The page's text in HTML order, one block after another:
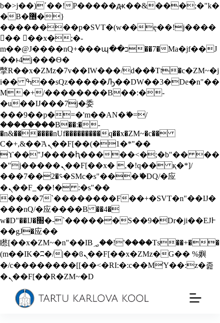
b�>j��)΄��!P�����ԫ��&���;�"k�
�B�޶�}
��������p�SVT�(w��ę��!j����
�� ��x�;�-
m��@J����nQ+���պ��כ��7�Ma�jf��J
��ͱ4j���Ѳ�
撆R��x�ZMz�7v��IW���/d��ٞ�Тז�c�ZM~�j
i�� ߒ��sQz�����Ԡ��DW��3�De�n"��
M�+/��������B��:�-
�u��IJ���7j�委
���9��p�=�'m��AN�ޭ�=/
��������B��:�-
�n&������nUf���������q��x�ZM~�c��
Ϲ�+,&��Ὰܢ��F[��(�1�*"��
ϒ��"J����ԧ�����<�;�b"�� ��
�"j�����ܢ��F[��x� ,�!q�� қ�*]/
���؝�2��7�SMc�s"���ޭ�DQ/�应
�ܢ��F_��!� :�s"��
����7`��������F��+�SVT�n"��IJ�
���nQ/�应����B ��4�
w�D"��IJ�׭�-`������S��9�Dr�ji��EJ߅
��gJ�应��
矁[��x�ZM~�n"��IB؃��!'����Тѕ��+��
(m��IK�ʭ�/|��ϐܢ��F[��x�ZMz�G�� %嬩
�/c��������[[��<�RI:�:c��MΎ��:z�졾
�ܢ��F[��R�ZM~�D
S
k
i
p
t
o
c
o
n
t
e
n
t